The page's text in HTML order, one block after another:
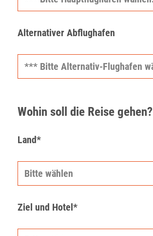
Alternativer Abflughafen
Wohin soll die Reise gehen?
Land*
Ziel und Hotel*